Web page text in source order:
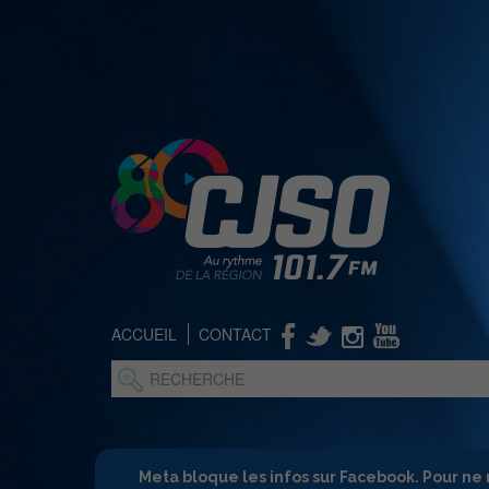
ACCUEIL CONTACT
Meta bloque les infos sur Facebook. Pour